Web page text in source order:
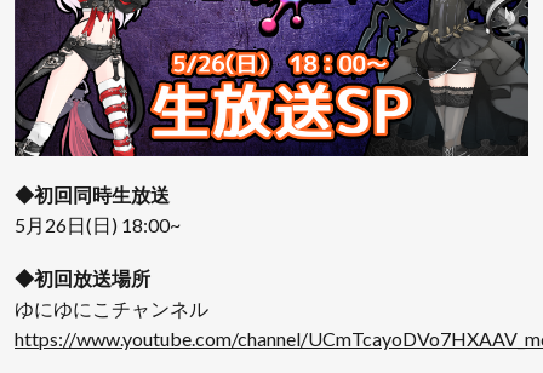
◆初回同時生放送
5月26日(日) 18:00~
◆初回放送場所
ゆにゆにこチャンネル
https://www.youtube.com/channel/